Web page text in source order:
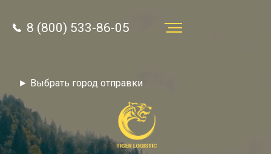
► Выбрать город отправки
8 (800) 533-86-05